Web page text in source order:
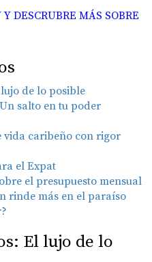
DESCRUBRE MÁS SOBRE
de lo posible
salto en tu poder
vida caribeño con rigor
el Expat
el presupuesto mensual
rinde más en el paraíso
El lujo de lo